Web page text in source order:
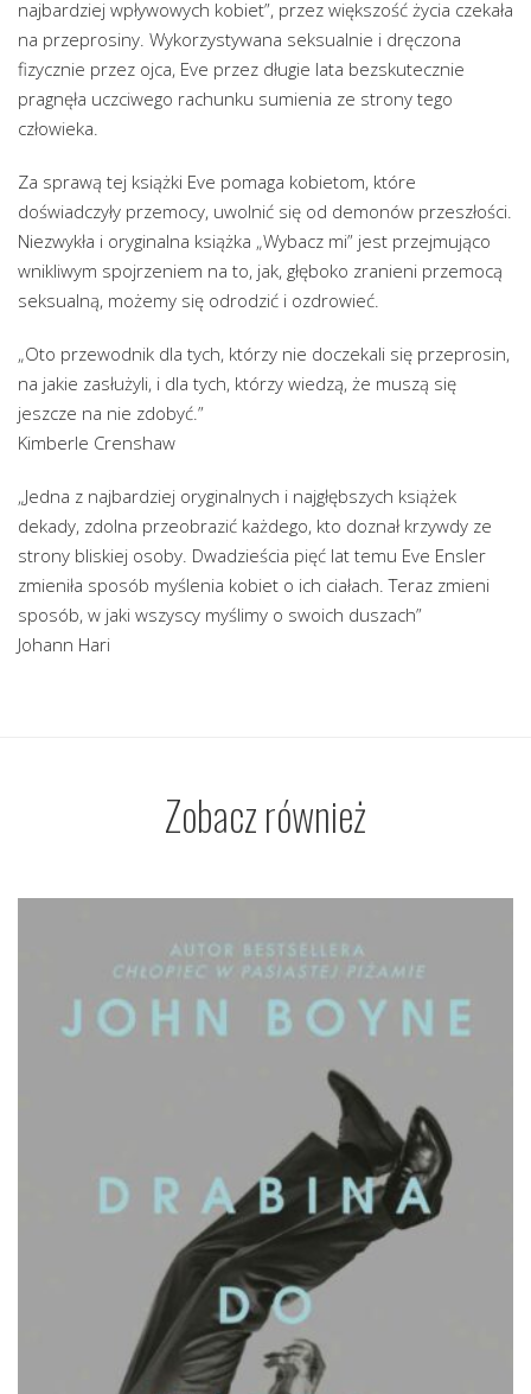
najbardziej wpływowych kobiet”, przez większość życia czekała
na przeprosiny. Wykorzystywana seksualnie i dręczona
fizycznie przez ojca, Eve przez długie lata bezskutecznie
pragnęła uczciwego rachunku sumienia ze strony tego
człowieka.
Za sprawą tej książki Eve pomaga kobietom, które
doświadczyły przemocy, uwolnić się od demonów przeszłości.
Niezwykła i oryginalna książka „Wybacz mi” jest przejmująco
wnikliwym spojrzeniem na to, jak, głęboko zranieni przemocą
seksualną, możemy się odrodzić i ozdrowieć.
„Oto przewodnik dla tych, którzy nie doczekali się przeprosin,
na jakie zasłużyli, i dla tych, którzy wiedzą, że muszą się
jeszcze na nie zdobyć.”
Kimberle Crenshaw
„Jedna z najbardziej oryginalnych i najgłębszych książek
dekady, zdolna przeobrazić każdego, kto doznał krzywdy ze
strony bliskiej osoby. Dwadzieścia pięć lat temu Eve Ensler
zmieniła sposób myślenia kobiet o ich ciałach. Teraz zmieni
sposób, w jaki wszyscy myślimy o swoich duszach”
Johann Hari
Zobacz również